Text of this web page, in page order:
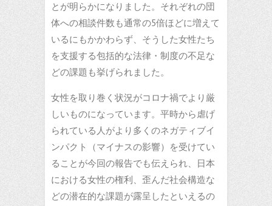
とが明らかになりました。それぞれの団
体への相談件数も通常の5倍ほどに増えて
いるにもかかわらず、そうした女性たち
を支援する包括的な法律・制度の不足な
どの課題も挙げられました。
女性を取り巻く状況がコロナ禍でより厳
しいものになっています。平時から虐げ
られている人がより多くのネガティブイ
ンパクト（マイナスの影響）を受けてい
ることが今回の報告でも伝えられ、日本
における女性の権利、歪んだ社会構造な
どの潜在的な課題が露呈したといえるの